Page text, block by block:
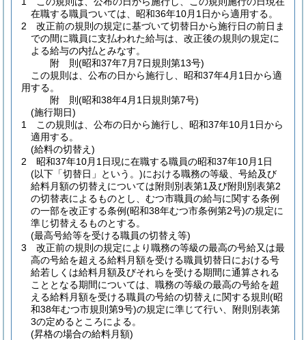
在職する職員ついては、昭和36年10月1日から適用する。
2
改正前の規則の規定に基づいて切替日から施行日の前日ま
での間に職員に支払われた給与は、改正後の規則の規定に
よる給与の内払とみなす。
附 則(昭和37年7月7日規則第13号)
この規則は、公布の日から施行し、昭和37年4月1日から適
用する。
附 則(昭和38年4月1日規則第7号)
(施行期日)
1
この規則は、公布の日から施行し、昭和37年10月1日から
適用する。
(給料の切替え)
2
昭和37年10月1日現に在職する職員の昭和37年10月1日
(以下「切替日」という。)における職務の等級、号給及び
給料月額の切替えについては附則別表第1及び附則別表第2
の切替表によるものとし、むつ市職員の給与に関する条例
の一部を改正する条例(昭和38年むつ市条例第2号)の規定に
準じ切替えるものとする。
(最高号給等を受ける職員の切替え等)
3
改正前の規則の規定により職務の等級の最高の号給又は最
高の号給を超える給料月額を受ける職員切替日における号
給若しくは給料月額及びそれらを受ける期間に通算される
こととなる期間については、職務の等級の最高の号給を超
える給料月額を受ける職員の号給の切替えに関する規則 (昭
和38年むつ市規則第9号)の規定に準じて行い、附則別表第
3の定めるところによる。
(昇格の場合の給料月額)